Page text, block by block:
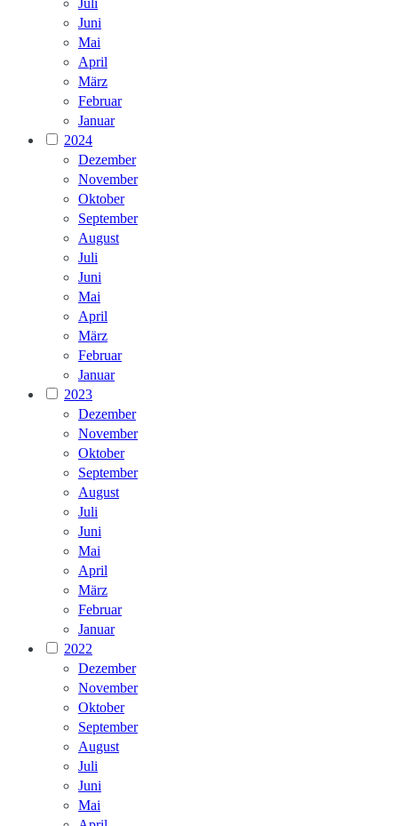
Juni
Mai
April
März
Februar
Januar
2024
Dezember
November
Oktober
September
August
Juli
Juni
Mai
April
März
Februar
Januar
2023
Dezember
November
Oktober
September
August
Juli
Juni
Mai
April
März
Februar
Januar
2022
Dezember
November
Oktober
September
August
Juli
Juni
Mai